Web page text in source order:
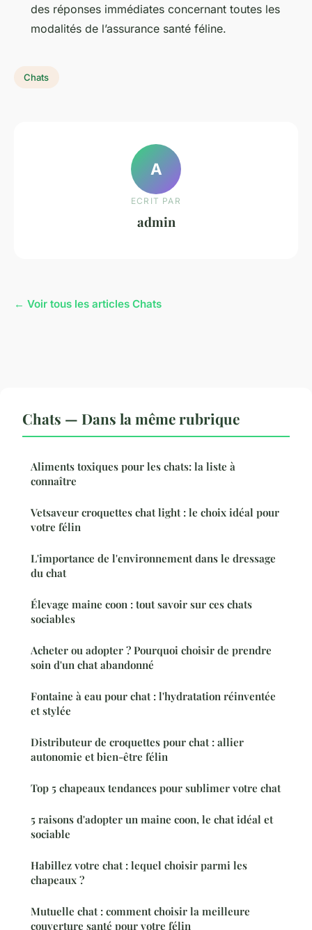
des réponses immédiates concernant toutes les
modalités de l’assurance santé féline.
Chats
A
ECRIT PAR
admin
← Voir tous les articles Chats
Chats — Dans la même rubrique
Aliments toxiques pour les chats: la liste à
connaître
Vetsaveur croquettes chat light : le choix idéal pour
votre félin
L'importance de l'environnement dans le dressage
du chat
Élevage maine coon : tout savoir sur ces chats
sociables
Acheter ou adopter ? Pourquoi choisir de prendre
soin d'un chat abandonné
Fontaine à eau pour chat : l'hydratation réinventée
et stylée
Distributeur de croquettes pour chat : allier
autonomie et bien-être félin
Top 5 chapeaux tendances pour sublimer votre chat
5 raisons d'adopter un maine coon, le chat idéal et
sociable
Habillez votre chat : lequel choisir parmi les
chapeaux ?
Mutuelle chat : comment choisir la meilleure
couverture santé pour votre félin